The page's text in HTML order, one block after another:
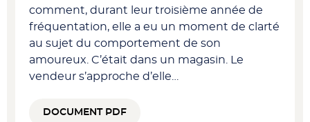
comment, durant leur troisième année de
fréquentation, elle a eu un moment de clarté
au sujet du comportement de son
amoureux. C’était dans un magasin. Le
vendeur s’approche d’elle…
DOCUMENT PDF